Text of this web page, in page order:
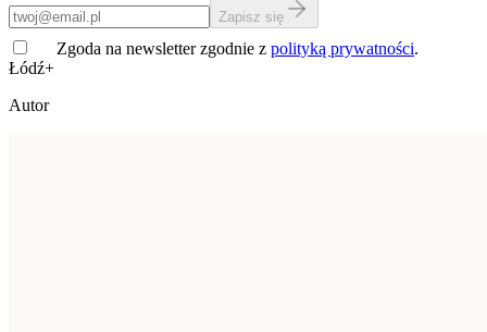
Zapisz się
Zgoda na newsletter zgodnie z polityką prywatności.
Łódź+
Autor